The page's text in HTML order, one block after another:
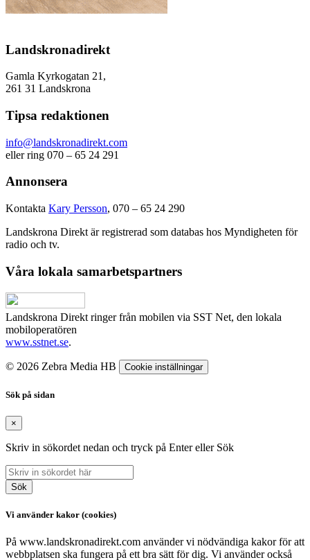
Landskronadirekt
Gamla Kyrkogatan 21,
261 31 Landskrona
Tipsa redaktionen
info@landskronadirekt.com
eller ring 070 – 65 24 291
Annonsera
Kontakta Kary Persson, 070 – 65 24 290
Landskrona Direkt är registrerad som databas hos Myndigheten för
radio och tv.
Våra lokala samarbetspartners
Landskrona Direkt ringer från mobilen via SST Net, den lokala
mobiloperatören
www.sstnet.se.
© 2026 Zebra Media HB Cookie inställningar
Sök på sidan
×
Skriv in sökordet nedan och tryck på Enter eller Sök
Sök
Vi använder kakor (cookies)
På www.landskronadirekt.com använder vi nödvändiga kakor för att
webbplatsen ska fungera på ett bra sätt för dig. Vi använder också